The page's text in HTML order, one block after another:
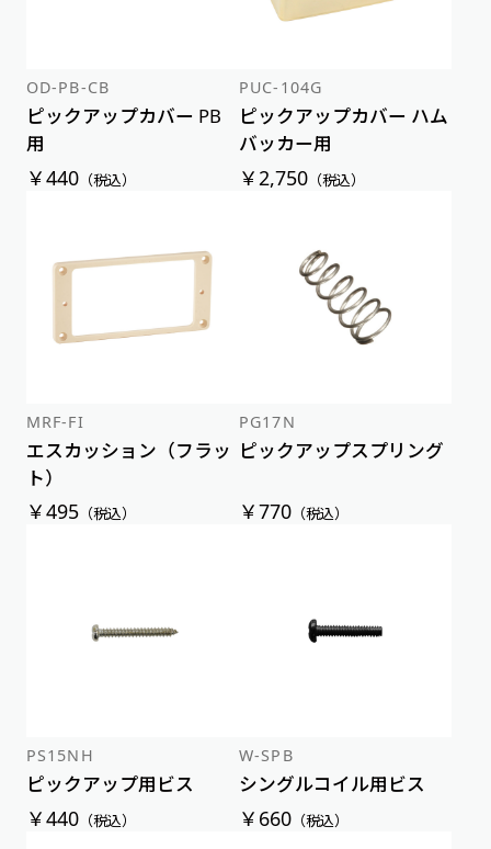
OD-PB-CB
ピックアップカバー PB
用
￥440（税込）
PUC-104G
ピックアップカバー ハム
バッカー用
￥2,750 （税込）
MRF-FI
エスカッション（フラッ
ト）
￥495（税込）
PG17N
ピックアップスプリング
￥770 （税込）
PS15NH
ピックアップ用ビス
￥440（税込）
W-SPB
シングルコイル用ビス
￥660 （税込）